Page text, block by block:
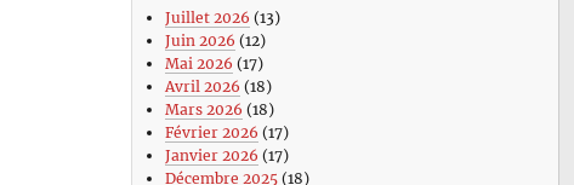
Juillet 2026 (13)
Juin 2026 (12)
Mai 2026 (17)
Avril 2026 (18)
Mars 2026 (18)
Février 2026 (17)
Janvier 2026 (17)
Décembre 2025(18)